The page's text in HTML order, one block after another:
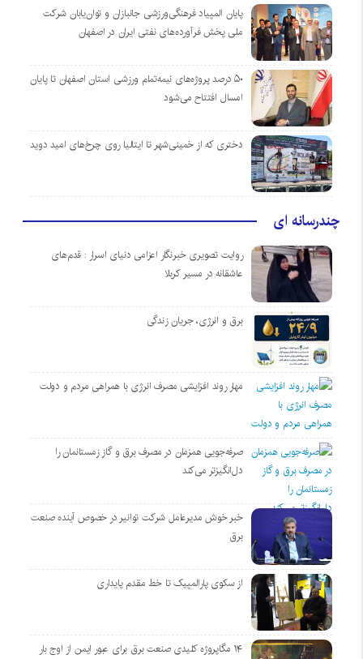
پایان المپیاد فرهنگی‌ورزشی جانبازان و توان‌یابان شرکت
ملی پخش فرآورده‌های نفتی ایران در اصفهان
۵۰ درصد پروژه‌های نیمه‌تمام ورزشی استان اصفهان تا پایان
امسال افتتاح می‌شود
دختری که از خمینی‌شهر تا ایتالیا روی چرخ‌های امید دوید
چندرسانه ای
روایت تصویری خبرنگار اعزامی دنیای اسرار : قدم‌های
عاشقانه در مسیر کربلا
برق و انرژی، جریان زندگی
مهار روند افزایشی مصرف انرژی با همراهی مردم و دولت
صرفه‌جویی همزمان در مصرف برق و گاز زمستانمان را
دل‌انگیزتر می‌کند
خبر خوش مدیرعامل شرکت توانیر در خصوص آینده صنعت
برق
از سکوی پارالمپیک تا خط مقدم پایداری
۱۴ مگاپروژه‌ کلیدی صنعت برق برای عبور ایمن از اوج بار